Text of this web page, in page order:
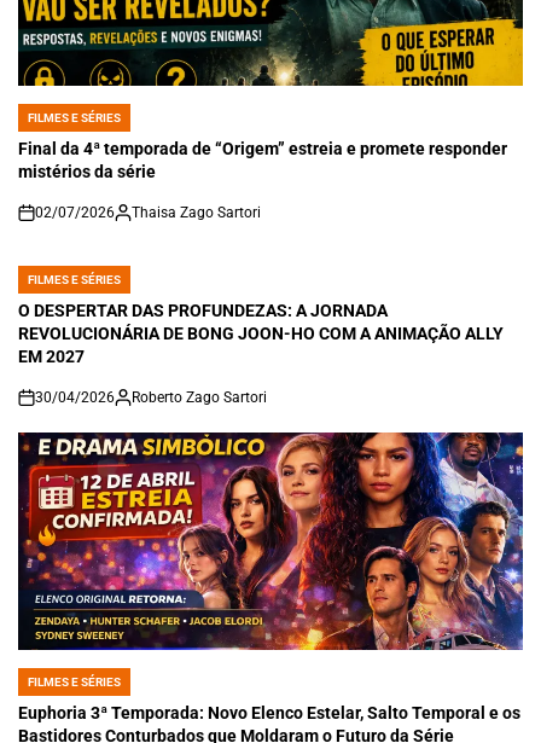
POSTED
IN
FILMES E SÉRIES
Final da 4ª temporada de “Origem” estreia e promete responder
mistérios da série
on
02/07/2026 Thaisa Zago Sartori
POSTED
IN
FILMES E SÉRIES
O DESPERTAR DAS PROFUNDEZAS: A JORNADA
REVOLUCIONÁRIA DE BONG JOON-HO COM A ANIMAÇÃO ALLY
EM 2027
on
30/04/2026 Roberto Zago Sartori
POSTED
IN
FILMES E SÉRIES
Euphoria 3ª Temporada: Novo Elenco Estelar, Salto Temporal e os
Bastidores Conturbados que Moldaram o Futuro da Série